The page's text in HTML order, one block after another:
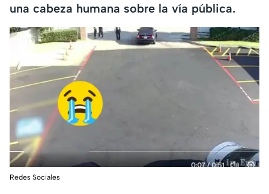
una cabeza humana sobre la vía pública.
Redes Sociales